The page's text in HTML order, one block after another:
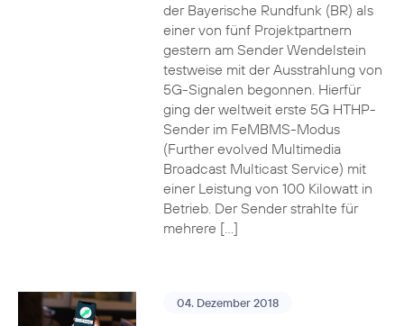
der Bayerische Rundfunk (BR) als
einer von fünf Projektpartnern
gestern am Sender Wendelstein
testweise mit der Ausstrahlung von
5G-Signalen begonnen. Hierfür
ging der weltweit erste 5G HTHP-
Sender im FeMBMS-Modus
(Further evolved Multimedia
Broadcast Multicast Service) mit
einer Leistung von 100 Kilowatt in
Betrieb. Der Sender strahlte für
mehrere […]
04. Dezember 2018